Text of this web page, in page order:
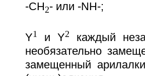
-СН2- или -NH-;
Y1 и Y2
каждый
необязательно
замещенный